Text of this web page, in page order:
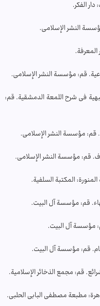
الفکر.
النشر الإسلامی.
قم: مؤسسة النشر الإسلامی.
فی شرح اللمعة الدمشقیة. قم:
مؤسسة النشر الإسلامی.
المکتبة السلفیة.
قم: مؤسسة آل البیت.
مؤسسة آل البیت.
قم: مؤسسة آل البیت.
قم: مجمع الذخائر الإسلامیة.
مطبعة مصطفی البابی الحلبی.